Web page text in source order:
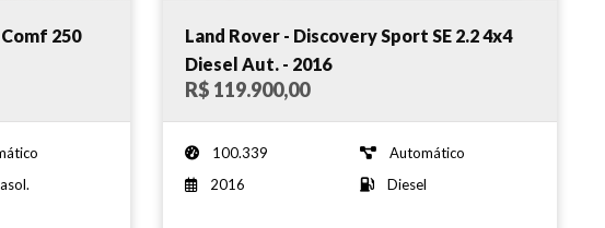
250
Land Rover - Discovery Sport SE 2.2 4x4
Diesel Aut. - 2016
R$ 119.900,00
100.339
Automático
2016
Diesel